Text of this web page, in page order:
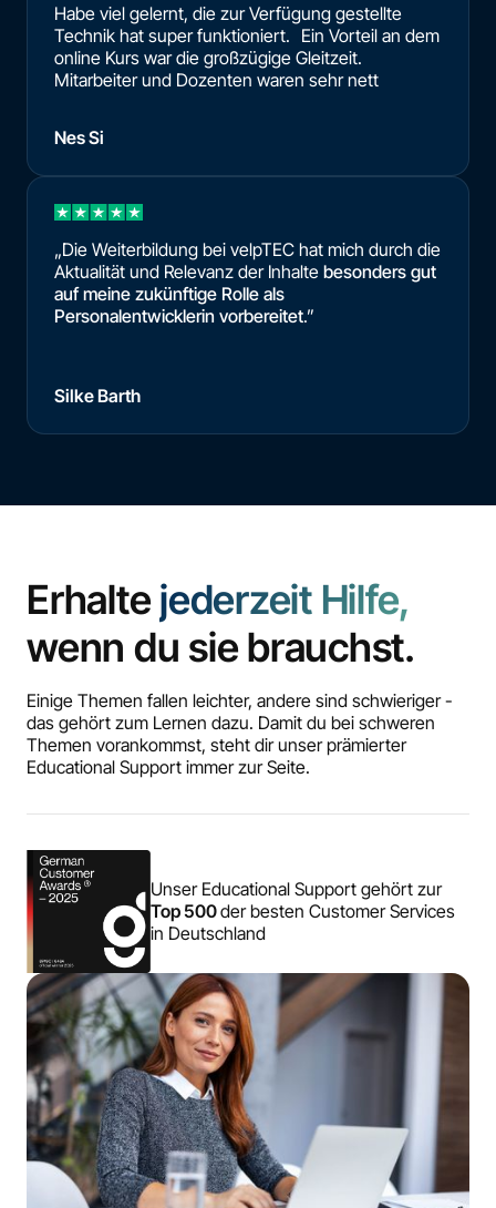
Habe viel gelernt, die zur Verfügung gestellte
Technik hat super funktioniert. Ein Vorteil an dem
online Kurs war die großzügige Gleitzeit.
Mitarbeiter und Dozenten waren sehr nett
Nes Si
„Die Weiterbildung bei velpTEC hat mich durch die
Aktualität und Relevanz der Inhalte besonders gut
auf meine zukünftige Rolle als
Personalentwicklerin vorbereitet.”
Silke Barth
Erhaltejederzeit Hilfe,
wenn du sie brauchst.
Einige Themen fallen leichter, andere sind schwieriger -
das gehört zum Lernen dazu. Damit du bei schweren
Themen vorankommst, steht dir unser prämierter
Educational Support immer zur Seite.
Unser Educational Support gehört zur
Top 500der besten Customer Services
in Deutschland